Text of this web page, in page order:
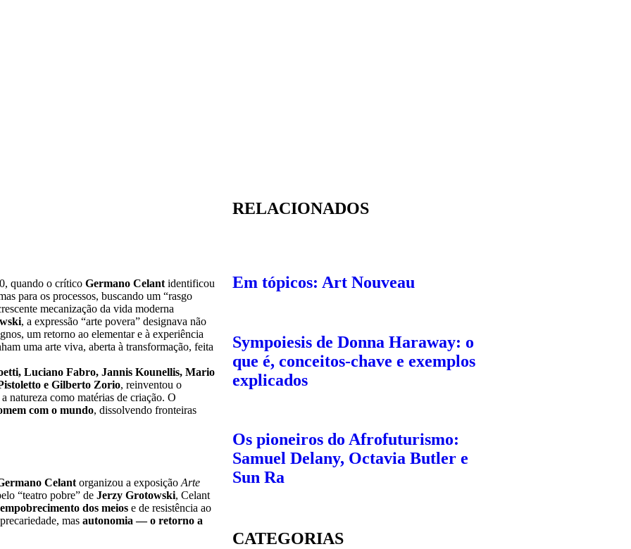
quando o crítico Germano Celant identificou
para os processos, buscando um “rasgo
mecanização da vida moderna
, a expressão “arte povera” designava não
um retorno ao elementar e à experiência
uma arte viva, aberta à transformação, feita
Luciano Fabro, Jannis Kounellis, Mario
e Gilberto Zorio, reinventou o
natureza como matérias de criação. O
com o mundo, dissolvendo fronteiras
Celant organizou a exposição Arte
“teatro pobre” de Jerzy Grotowski, Celant
empobrecimento dos meios e de resistência ao
mas autonomia — o retorno a
RELACIONADOS
Em tópicos: Art Nouveau
Sympoiesis de Donna Haraway: o
que é, conceitos-chave e exemplos
explicados
Os pioneiros do Afrofuturismo:
Samuel Delany, Octavia Butler e
Sun Ra
CATEGORIAS